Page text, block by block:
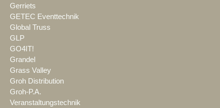
Gerriets
GETEC Eventtechnik
Global Truss
GLP
GO4IT!
Grandel
Grass Valley
Groh Distribution
Groh-P.A.
Veranstaltungstechnik